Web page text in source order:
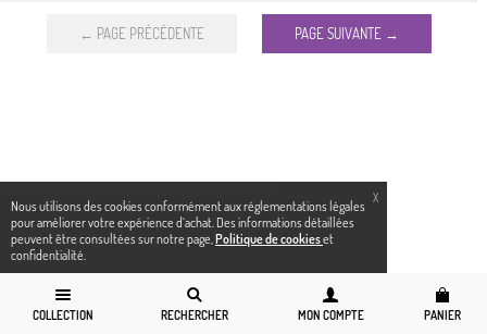
X
Nous utilisons des cookies conformément aux réglementations légales
pour améliorer votre expérience d`achat. Des informations détaillées
peuvent être consultées sur notre page,Politique de cookieset
confidentialité.
COLLECTION RECHERCHER MON COMPTE PANIER
← PAGE PRÉCÉDENTE PAGE SUIVANTE →